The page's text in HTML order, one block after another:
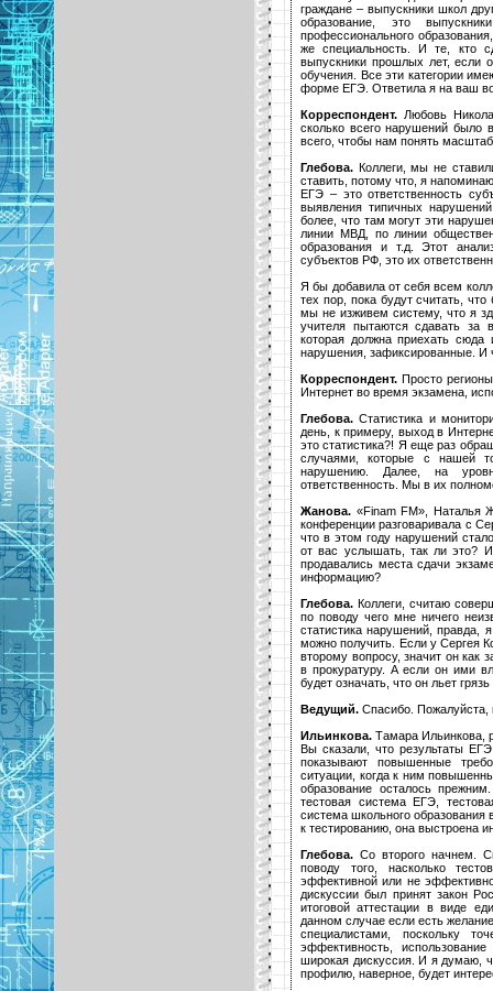
граждане – выпускники школ
образование, это
профессионального
же специальность. И те, кто
выпускники прошлых лет, если
обучения. Все эти категории
форме ЕГЭ. Ответила я на ваш
Корреспондент. Любовь
сколько всего нарушений было
всего, чтобы нам понять
Глебова. Коллеги, мы не
ставить, потому что, я
ЕГЭ – это ответственность
выявления типичных
более, что там могут эти
линии МВД, по линии
образования и т.д. Этот
субъектов РФ, это их
Я бы добавила от себя всем
тех пор, пока будут считать,
мы не изживем систему, что я
учителя пытаются сдавать
которая должна приехать
нарушения, зафиксированные. И
Корреспондент. Просто
Интернет во время экзамена,
Глебова. Статистика и
день, к примеру, выход в
это статистика?! Я еще раз
случаями, которые с нашей
нарушению. Далее, на
ответственность. Мы в их
Жанова. «Finam FM», Наталья
конференции разговаривала с
что в этом году нарушений
от вас услышать, так ли это?
продавались места сдачи
информацию?
Глебова. Коллеги, считаю
по поводу чего мне ничего
статистика нарушений, правда,
можно получить. Если у Сергея
второму вопросу, значит он как
в прокуратуру. А если он ими
будет означать, что он льет
Ведущий. Спасибо. Пожалуйста,
Ильинкова. Тамара Ильинкова,
Вы сказали, что результаты
показывают повышенные
ситуации, когда к ним
образование осталось
тестовая система ЕГЭ,
система школьного образования
к тестированию, она выстроена
Глебова. Со второго начнем.
поводу того, насколько
эффективной или не
дискуссии был принят закон
итоговой аттестации в виде
данном случае если есть
специалистами, поскольку
эффективность,
широкая дискуссия. И я думаю,
профилю, наверное, будет